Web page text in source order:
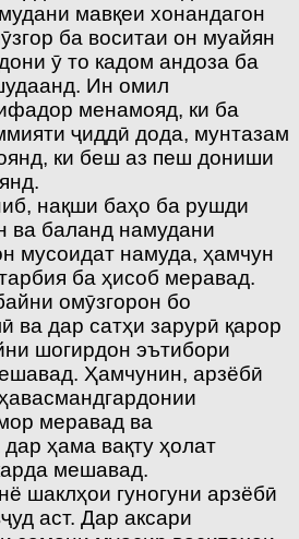
мавқеи хонандагон
ба воситаи он муайян
ӯ то кадом андоза ба
Ин омил
менамояд, ки ба
ҷиддӣ дода, мунтазам
ки беш аз пеш дониши
нақши баҳо ба рушди
ва баланд намудани
мусоидат намуда, ҳамчун
ба ҳисоб меравад.
омӯзгорон бо
ва дар сатҳи зарурӣ қарор
шогирдон эътибори
Ҳамчунин, арзёбӣ
меравад ва
ҳама вақту ҳолат
мешавад.
шаклҳои гуногуни арзёбӣ
аст. Дар аксари